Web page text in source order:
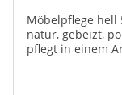
Möbelpflege hell
natur, gebeizt,
pflegt in einem